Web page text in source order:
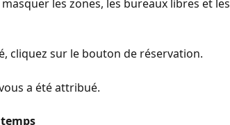
les zones, les bureaux libres et les
cliquez sur le bouton de réservation.
a été attribué.